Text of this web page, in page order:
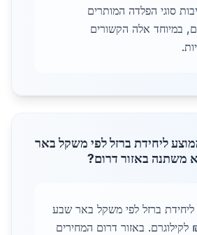
סוגי הפלדה המותרים
במיוחד אלה הקשורים
ליחידת ברזל לפי משקל באר
משתנה באזור דרום?
ברזל לפי משקל באר שבע
על כ-4 ₪ לקילוגרם. באזור דרום המחירים